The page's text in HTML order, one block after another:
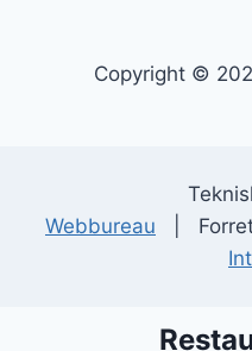
Copyright ©
Webbureau |